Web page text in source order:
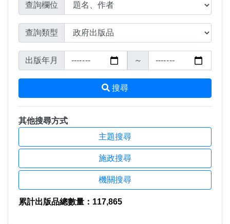
查詢欄位
查詢類型
出版年月 ～
搜尋
其他搜尋方式
主題搜尋
施政搜尋
機關搜尋
累計出版品總數量：117,865